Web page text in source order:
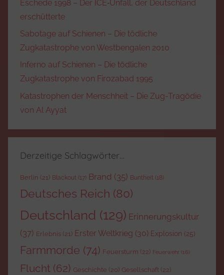
Eschede 1998 – Der ICE‑Unfall, der Deutschland
erschütterte
Sabotage auf Schienen – Die tödliche
Zugkatastrophe von Westbengalen 2010
Inferno auf Schienen – Die tödliche
Zugkatastrophe von Firozabad 1995
Katastrophen der Menschheit – Die Zug-Tragödie
von Al Ayyat
Derzeitige Schlagwörter…
Berlin (21) Blackout (17) Brand (35) Buntheit (18)
Deutsches Reich (80)
Deutschland (129) Erinnerungskultur
(37) Erlebnis (21) Erster Weltkrieg (30) Explosion (25)
Farmmorde (74) Feuersturm (22) Feuerwehr (16)
Flucht (62) Geschichte (20) Gesellschaft (22)